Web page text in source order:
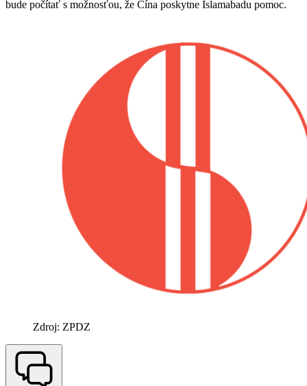
bude počítať s možnosťou, že Čína poskytne Islamabadu pomoc.
Zdroj: ZPDZ